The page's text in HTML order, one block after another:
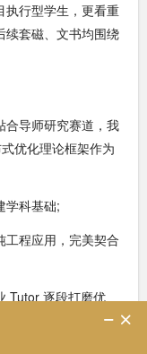
执行型学生，更看重
续套磁、文书均围绕
合导师研究赛道，我
优化理论框架作为
学科基础;
工程应用，完美契合
Tutor 逐段打磨优
导与目标函数证明
完整学术可行性。